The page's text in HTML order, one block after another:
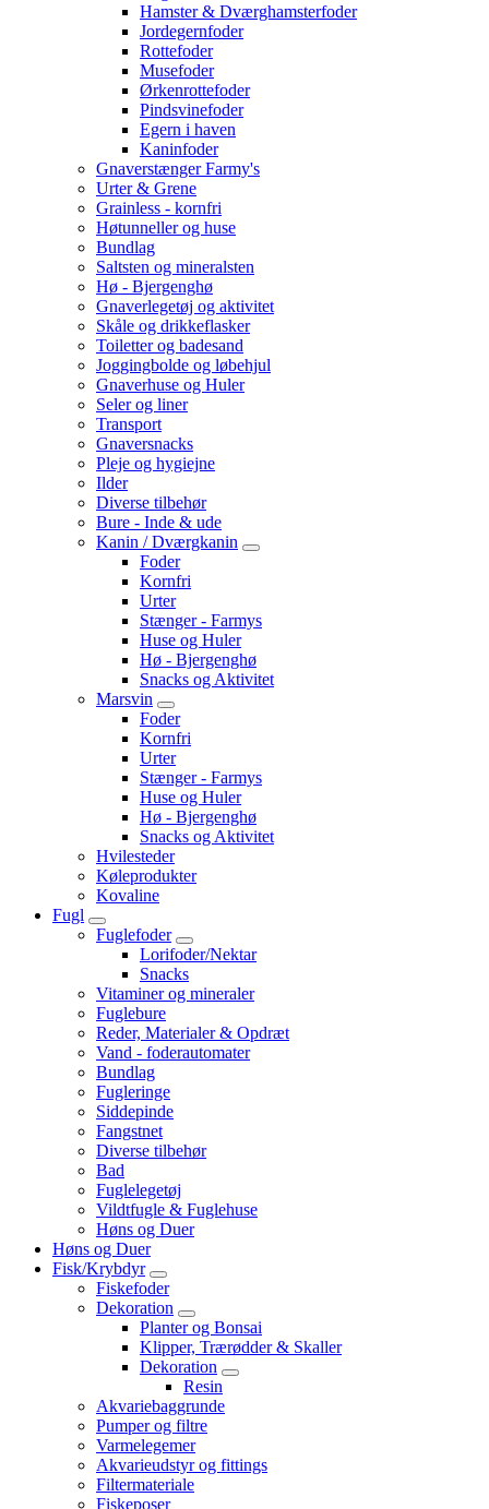
Hamster & Dværghamsterfoder
Jordegernfoder
Rottefoder
Musefoder
Ørkenrottefoder
Pindsvinefoder
Egern i haven
Kaninfoder
Gnaverstænger Farmy's
Urter & Grene
Grainless - kornfri
Høtunneller og huse
Bundlag
Saltsten og mineralsten
Hø - Bjergenghø
Gnaverlegetøj og aktivitet
Skåle og drikkeflasker
Toiletter og badesand
Joggingbolde og løbehjul
Gnaverhuse og Huler
Seler og liner
Transport
Gnaversnacks
Pleje og hygiejne
Ilder
Diverse tilbehør
Bure - Inde & ude
Kanin / Dværgkanin
Foder
Kornfri
Urter
Stænger - Farmys
Huse og Huler
Hø - Bjergenghø
Snacks og Aktivitet
Marsvin
Foder
Kornfri
Urter
Stænger - Farmys
Huse og Huler
Hø - Bjergenghø
Snacks og Aktivitet
Hvilesteder
Køleprodukter
Kovaline
Fugl
Fuglefoder
Lorifoder/Nektar
Snacks
Vitaminer og mineraler
Fuglebure
Reder, Materialer & Opdræt
Vand - foderautomater
Bundlag
Fugleringe
Siddepinde
Fangstnet
Diverse tilbehør
Bad
Fuglelegetøj
Vildtfugle & Fuglehuse
Høns og Duer
Høns og Duer
Fisk/Krybdyr
Fiskefoder
Dekoration
Planter og Bonsai
Klipper, Trærødder & Skaller
Dekoration
Resin
Akvariebaggrunde
Pumper og filtre
Varmelegemer
Akvarieudstyr og fittings
Filtermateriale
Fiskeposer